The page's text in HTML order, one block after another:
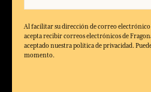
Al facilitar su dirección de correo electrónico
acepta recibir correos electrónicos de
aceptado nuestra política de privacidad.
momento.